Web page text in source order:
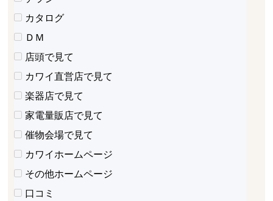
カタログ
ＤＭ
店頭で見て
カワイ直営店で見て
楽器店で見て
家電量販店で見て
催物会場で見て
カワイホームページ
その他ホームページ
口コミ